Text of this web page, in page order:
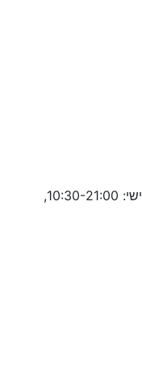
ראשון - חמישי: 11:00-22:00, שישי: 10:30-21:00,